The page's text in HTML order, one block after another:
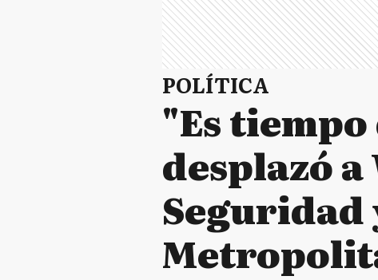
POLÍTICA
"Es
desplazó
Seguridad